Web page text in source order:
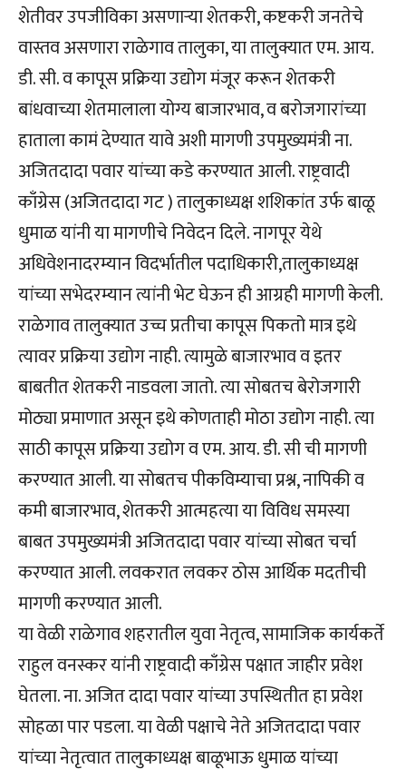
शेतीवर उपजीविका असणाऱ्या शेतकरी, कष्टकरी जनतेचे
वास्तव असणारा राळेगाव तालुका, या तालुक्यात एम. आय.
डी. सी. व कापूस प्रक्रिया उद्योग मंजूर करून शेतकरी
बांधवाच्या शेतमालाला योग्य बाजारभाव, व बरोजगारांच्या
हाताला कामं देण्यात यावे अशी मागणी उपमुख्यमंत्री ना.
अजितदादा पवार यांच्या कडे करण्यात आली. राष्ट्रवादी
काँग्रेस (अजितदादा गट ) तालुकाध्यक्ष शशिकांत उर्फ बाळू
धुमाळ यांनी या मागणीचे निवेदन दिले. नागपूर येथे
अधिवेशनादरम्यान विदर्भातील पदाधिकारी,तालुकाध्यक्ष
यांच्या सभेदरम्यान त्यांनी भेट घेऊन ही आग्रही मागणी केली.
राळेगाव तालुक्यात उच्च प्रतीचा कापूस पिकतो मात्र इथे
त्यावर प्रक्रिया उद्योग नाही. त्यामुळे बाजारभाव व इतर
बाबतीत शेतकरी नाडवला जातो. त्या सोबतच बेरोजगारी
मोठ्या प्रमाणात असून इथे कोणताही मोठा उद्योग नाही. त्या
साठी कापूस प्रक्रिया उद्योग व एम. आय. डी. सी ची मागणी
करण्यात आली. या सोबतच पीकविम्याचा प्रश्न, नापिकी व
कमी बाजारभाव, शेतकरी आत्महत्या या विविध समस्या
बाबत उपमुख्यमंत्री अजितदादा पवार यांच्या सोबत चर्चा
करण्यात आली. लवकरात लवकर ठोस आर्थिक मदतीची
मागणी करण्यात आली.
या वेळी राळेगाव शहरातील युवा नेतृत्व, सामाजिक कार्यकर्ते
राहुल वनस्कर यांनी राष्ट्रवादी काँग्रेस पक्षात जाहीर प्रवेश
घेतला. ना. अजित दादा पवार यांच्या उपस्थितीत हा प्रवेश
सोहळा पार पडला. या वेळी पक्षाचे नेते अजितदादा पवार
यांच्या नेतृत्वात तालुकाध्यक्ष बाळूभाऊ धुमाळ यांच्या